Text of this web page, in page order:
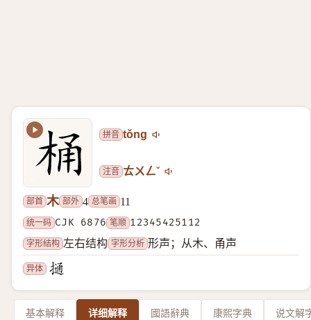
拼音 tǒng
注音 ㄊㄨㄥˇ
部首 木 部外 4 总笔画 11
统一码 CJK 6876 笔顺 12345425112
字形结构 左右结构 字形分析 形声；从木、甬声
异体
基本解释 详细解释 國語辭典 康熙字典 说文解